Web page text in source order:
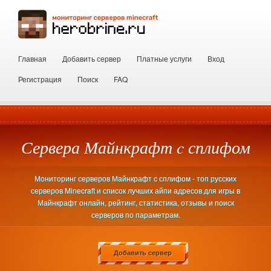
Главная Добавить сервер Платные услуги
Вход
Регистрация
Поиск FAQ
Сервера Майнкрафт c сплифом
Мониторинг серверов Майнкрафт c сплифом - топ русских
серверов Minecraft и список лучших айпи адресов для игры в
Майнкрафт онлайн, рейтинг, статистика, отзывы и поиск
серверов по параметрам.
Добавить сервер